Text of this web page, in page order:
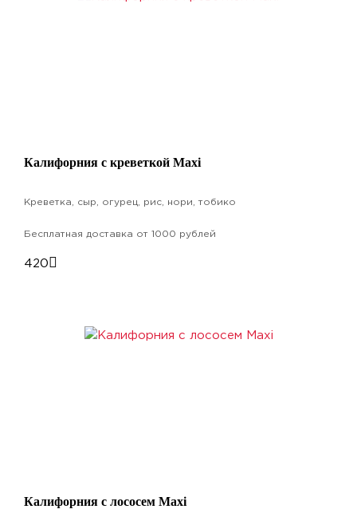
Калифорния с креветкой Maxi
Креветка, сыр, огурец, рис, нори, тобико
Бесплатная доставка от 1000 рублей
420
Калифорния с лососем Maxi